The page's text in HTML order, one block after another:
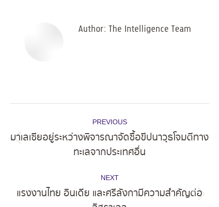
Author: The Intelligence Team
navigation
PREVIOUS
Previous
post:
มาเลเซียอยู่ระหว่างพิจารณาจัดซื้อขีปนาวุธโจมตีทาง
ทะเลจากประเทศอื่น
NEXT
แรงงานไทย อินเดีย และศรีลังกามีความสำคัญต่อ